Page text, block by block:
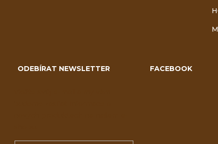
ODEBÍRAT NEWSLETTER FACEBOOK